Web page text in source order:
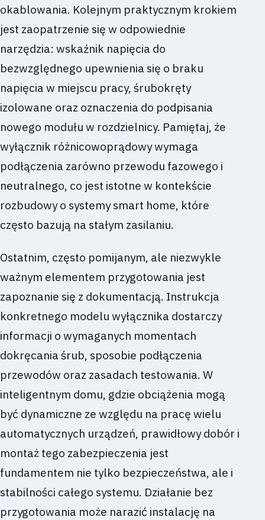
okablowania. Kolejnym praktycznym krokiem
jest zaopatrzenie się w odpowiednie
narzędzia: wskaźnik napięcia do
bezwzględnego upewnienia się o braku
napięcia w miejscu pracy, śrubokręty
izolowane oraz oznaczenia do podpisania
nowego modułu w rozdzielnicy. Pamiętaj, że
wyłącznik różnicowoprądowy wymaga
podłączenia zarówno przewodu fazowego i
neutralnego, co jest istotne w kontekście
rozbudowy o systemy smart home, które
często bazują na stałym zasilaniu.
Ostatnim, często pomijanym, ale niezwykle
ważnym elementem przygotowania jest
zapoznanie się z dokumentacją. Instrukcja
konkretnego modelu wyłącznika dostarczy
informacji o wymaganych momentach
dokręcania śrub, sposobie podłączenia
przewodów oraz zasadach testowania. W
inteligentnym domu, gdzie obciążenia mogą
być dynamiczne ze względu na pracę wielu
automatycznych urządzeń, prawidłowy dobór i
montaż tego zabezpieczenia jest
fundamentem nie tylko bezpieczeństwa, ale i
stabilności całego systemu. Działanie bez
przygotowania może narazić instalację na